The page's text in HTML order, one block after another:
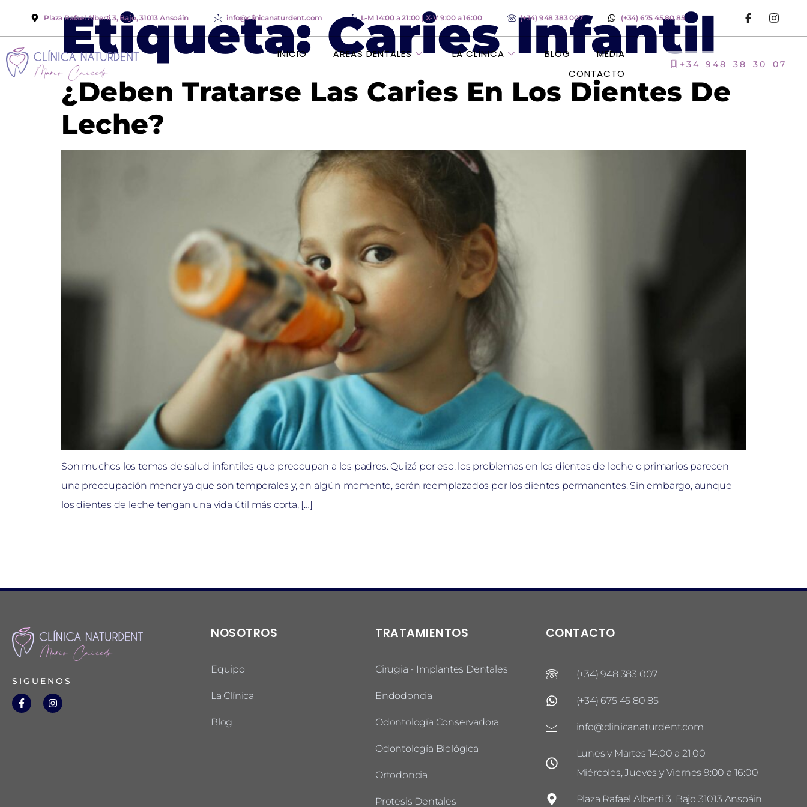
Plaza Rafael Alberti 3, Bajo, 31013 Ansoáin info@clinicanaturdent.com L-M 14:00 a 21:00 | X-V 9:00 a 16:00 (+34) 948 383 007 (+34) 675 45 80 85
INICIO ÁREAS DENTALES LA CLÍNICA BLOG
MEDIA
CONTACTO
+34 948 38 30 07
Etiqueta:Caries Infantil
¿Deben Tratarse Las Caries En Los Dientes De
Leche?
Son muchos los temas de salud infantiles que preocupan a los padres. Quizá por eso, los problemas en los dientes de leche o primarios parecen
una preocupación menor ya que son temporales y, en algún momento, serán reemplazados por los dientes permanentes. Sin embargo, aunque
los dientes de leche tengan una vida útil más corta, […]
SIGUENOS
NOSOTROS
Equipo
La Clínica
Blog
TRATAMIENTOS
Cirugia - Implantes Dentales
Endodoncia
Odontología Conservadora
Odontología Biológica
Ortodoncia
Protesis Dentales
CONTACTO
(+34) 948 383 007
(+34) 675 45 80 85
info@clinicanaturdent.com
Lunes y Martes 14:00 a 21:00
Miércoles, Jueves y Viernes 9:00 a 16:00
Plaza Rafael Alberti 3, Bajo 31013 Ansoáin